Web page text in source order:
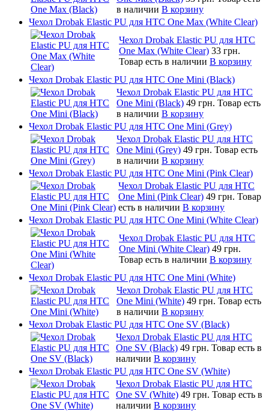
в наличии В корзину
Чехол Drobak Elastic PU для HTC One Max (White Clear)
Чехол Drobak Elastic PU для HTC
One Max (White Clear) 33 грн.
Товар есть в наличии В корзину
Чехол Drobak Elastic PU для HTC One Mini (Black)
Чехол Drobak Elastic PU для HTC
One Mini (Black) 49 грн. Товар есть
в наличии В корзину
Чехол Drobak Elastic PU для HTC One Mini (Grey)
Чехол Drobak Elastic PU для HTC
One Mini (Grey) 49 грн. Товар есть
в наличии В корзину
Чехол Drobak Elastic PU для HTC One Mini (Pink Clear)
Чехол Drobak Elastic PU для HTC
One Mini (Pink Clear) 49 грн. Товар
есть в наличии В корзину
Чехол Drobak Elastic PU для HTC One Mini (White Clear)
Чехол Drobak Elastic PU для HTC
One Mini (White Clear) 49 грн.
Товар есть в наличии В корзину
Чехол Drobak Elastic PU для HTC One Mini (White)
Чехол Drobak Elastic PU для HTC
One Mini (White) 49 грн. Товар есть
в наличии В корзину
Чехол Drobak Elastic PU для HTC One SV (Black)
Чехол Drobak Elastic PU для HTC
One SV (Black) 49 грн. Товар есть в
наличии В корзину
Чехол Drobak Elastic PU для HTC One SV (White)
Чехол Drobak Elastic PU для HTC
One SV (White) 49 грн. Товар есть в
наличии В корзину